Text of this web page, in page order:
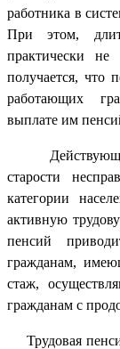
работника в
При этом,
практически не
получается, что
работающих
выплате им
Действующий
старости
категории
активную
пенсий
гражданам,
стаж,
гражданам с
Трудовая